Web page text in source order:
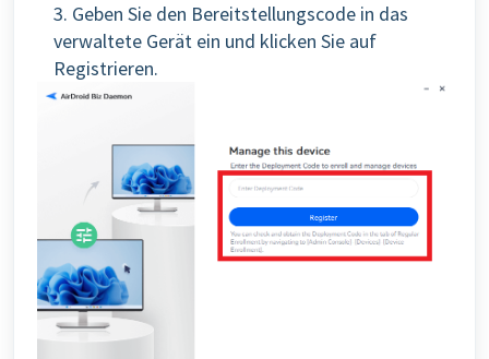
3. Geben Sie den Bereitstellungscode in das
verwaltete Gerät ein und klicken Sie auf
Registrieren.